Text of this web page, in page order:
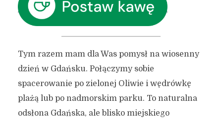
Tym razem mam dla Was pomysł na wiosenny
dzień w Gdańsku. Połączymy sobie
spacerowanie po zielonej Oliwie i wędrówkę
plażą lub po nadmorskim parku. To naturalna
odsłona Gdańska, ale blisko miejskiego